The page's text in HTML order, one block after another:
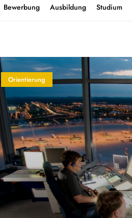
Bewerbung Ausbildung Studium
Orientierung